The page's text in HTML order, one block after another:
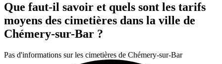
Que faut-il savoir et quels sont les tarifs
moyens des cimetières dans la ville de
Chémery-sur-Bar ?
Pas d'informations sur les cimetières de Chémery-sur-Bar